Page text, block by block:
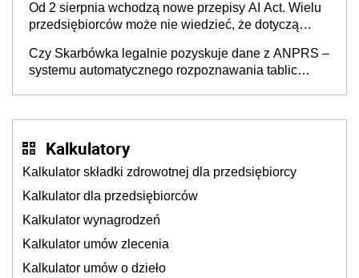
będzie
Od 2 sierpnia wchodzą nowe przepisy AI Act. Wielu
przedsiębiorców może nie wiedzieć, że dotyczą
Czy Skarbówka legalnie pozyskuje dane z ANPRS –
systemu automatycznego rozpoznawania tablic
Kalkulatory
Kalkulator składki zdrowotnej dla przedsiębiorcy
Kalkulator dla przedsiębiorców
Kalkulator wynagrodzeń
Kalkulator umów zlecenia
Kalkulator umów o dzieło